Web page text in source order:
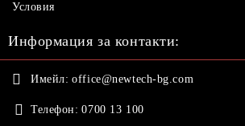
Условия
Информация за контакти:
Имейл: office@newtech-bg.com
Телефон: 0700 13 100